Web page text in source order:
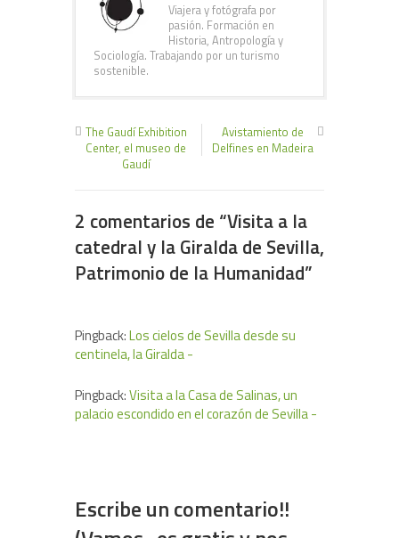
Viajera y fotógrafa por
pasión. Formación en
Historia, Antropología y
Sociología. Trabajando por un turismo
sostenible.
The Gaudí Exhibition
Center, el museo de
Gaudí
Avistamiento de
Delfines en Madeira
2 comentarios de “Visita a la
catedral y la Giralda de Sevilla,
Patrimonio de la Humanidad”
Pingback:Los cielos de Sevilla desde su
centinela, la Giralda -
Pingback:Visita a la Casa de Salinas, un
palacio escondido en el corazón de Sevilla -
Escribe un comentario!!